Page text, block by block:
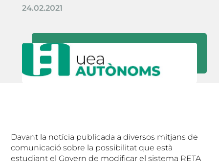
24.02.2021
Davant la notícia publicada a diversos mitjans de
comunicació sobre la possibilitat que està
estudiant el Govern de modificar el sistema RETA